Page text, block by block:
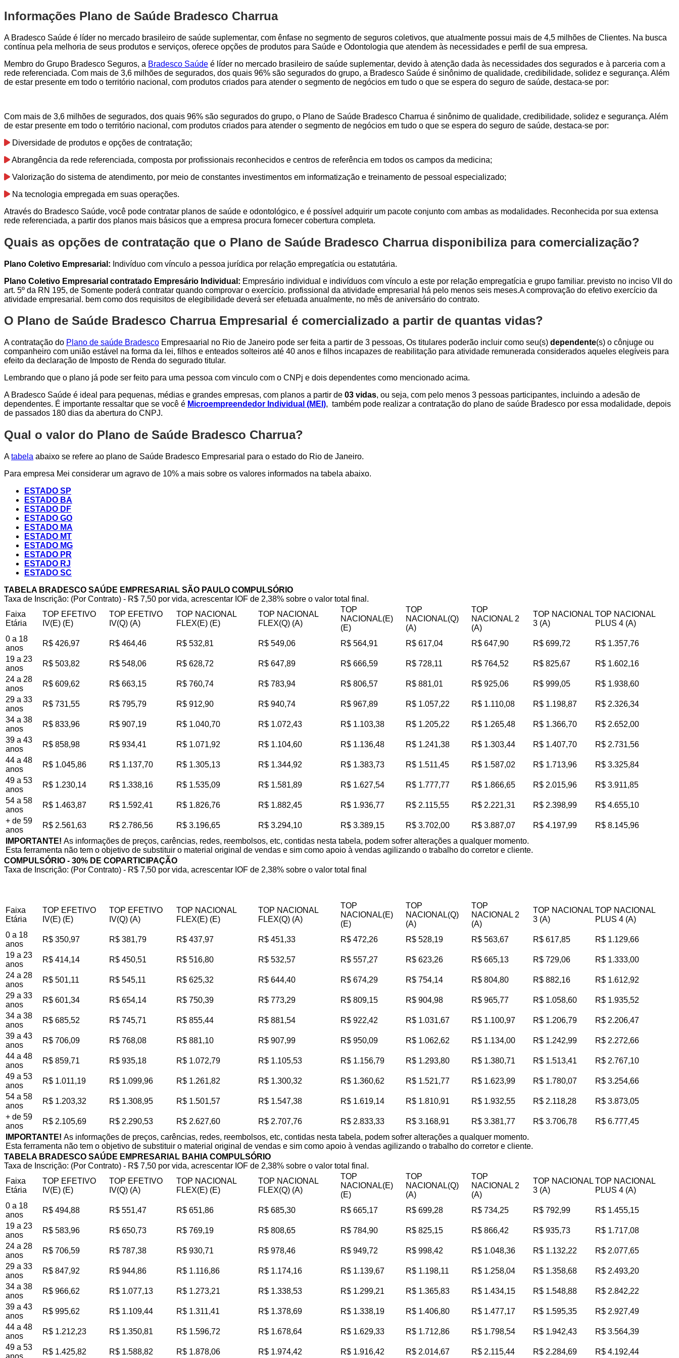
Informações Plano de Saúde Bradesco Charrua
A Bradesco Saúde é líder no mercado brasileiro de saúde suplementar, com ênfase no segmento de seguros coletivos, que atualmente possui mais de 4,5 milhões de Clientes. Na busca
contínua pela melhoria de seus produtos e serviços, oferece opções de produtos para Saúde e Odontologia que atendem às necessidades e perfil de sua empresa.
Membro do Grupo Bradesco Seguros, a Bradesco Saúde é líder no mercado brasileiro de saúde suplementar, devido à atenção dada às necessidades dos segurados e à parceria com a
rede referenciada. Com mais de 3,6 milhões de segurados, dos quais 96% são segurados do grupo, a Bradesco Saúde é sinônimo de qualidade, credibilidade, solidez e segurança. Além
de estar presente em todo o território nacional, com produtos criados para atender o segmento de negócios em tudo o que se espera do seguro de saúde, destaca-se por:
Com mais de 3,6 milhões de segurados, dos quais 96% são segurados do grupo, o Plano de Saúde Bradesco Charrua é sinônimo de qualidade, credibilidade, solidez e segurança. Além
de estar presente em todo o território nacional, com produtos criados para atender o segmento de negócios em tudo o que se espera do seguro de saúde, destaca-se por:
Diversidade de produtos e opções de contratação;
Abrangência da rede referenciada, composta por profissionais reconhecidos e centros de referência em todos os campos da medicina;
Valorização do sistema de atendimento, por meio de constantes investimentos em informatização e treinamento de pessoal especializado;
Na tecnologia empregada em suas operações.
Através do Bradesco Saúde, você pode contratar planos de saúde e odontológico, e é possível adquirir um pacote conjunto com ambas as modalidades. Reconhecida por sua extensa
rede referenciada, a partir dos planos mais básicos que a empresa procura fornecer cobertura completa.
Quais as opções de contratação que o Plano de Saúde Bradesco Charrua disponibiliza para comercialização?
Plano Coletivo Empresarial: Indivíduo com vínculo a pessoa jurídica por relação empregatícia ou estatutária.
Plano Coletivo Empresarial contratado Empresário Individual: Empresário individual e indivíduos com vínculo a este por relação empregatícia e grupo familiar. previsto no inciso VII do
art. 5º da RN 195, de Somente poderá contratar quando comprovar o exercício. profissional da atividade empresarial há pelo menos seis meses.A comprovação do efetivo exercício da
atividade empresarial. bem como dos requisitos de elegibilidade deverá ser efetuada anualmente, no mês de aniversário do contrato.
O Plano de Saúde Bradesco Charrua Empresarial é comercializado a partir de quantas vidas?
A contratação do Plano de saúde Bradesco Empresaarial no Rio de Janeiro pode ser feita a partir de 3 pessoas, Os titulares poderão incluir como seu(s) dependente(s) o cônjuge ou
companheiro com união estável na forma da lei, filhos e enteados solteiros até 40 anos e filhos incapazes de reabilitação para atividade remunerada considerados aqueles elegíveis para
efeito da declaração de Imposto de Renda do segurado titular.
Lembrando que o plano já pode ser feito para uma pessoa com vinculo com o CNPj e dois dependentes como mencionado acima.
A Bradesco Saúde é ideal para pequenas, médias e grandes empresas, com planos a partir de 03 vidas, ou seja, com pelo menos 3 pessoas participantes, incluindo a adesão de
dependentes. É importante ressaltar que se você é Microempreendedor Individual (MEI), também pode realizar a contratação do plano de saúde Bradesco por essa modalidade, depois
de passados 180 dias da abertura do CNPJ.
Qual o valor do Plano de Saúde Bradesco Charrua?
Atabela abaixo se refere ao plano de Saúde Bradesco Empresarial para o estado do Rio de Janeiro.
Para empresa Mei considerar um agravo de 10% a mais sobre os valores informados na tabela abaixo.
ESTADO SP
ESTADO BA
ESTADO DF
ESTADO GO
ESTADO MA
ESTADO MT
ESTADO MG
ESTADO PR
ESTADO RJ
ESTADO SC
TABELA BRADESCO SAÚDE EMPRESARIAL SÃO PAULO COMPULSÓRIO
Taxa de Inscrição: (Por Contrato) - R$ 7,50 por vida, acrescentar IOF de 2,38% sobre o valor total final.
Faixa
Etária
TOP EFETIVO
IV(E) (E)
TOP EFETIVO
IV(Q) (A)
TOP NACIONAL
FLEX(E) (E)
TOP NACIONAL
FLEX(Q) (A)
TOP
NACIONAL(E)
(E)
TOP
NACIONAL(Q)
(A)
TOP
NACIONAL 2
(A)
TOP NACIONAL
3 (A)
TOP NACIONAL
PLUS 4 (A)
0 a 18
anos
R$ 426,97 R$ 464,46 R$ 532,81 R$ 549,06 R$ 564,91 R$ 617,04 R$ 647,90 R$ 699,72
R$ 1.357,76
19 a 23
anos
R$ 503,82 R$ 548,06 R$ 628,72 R$ 647,89 R$ 666,59 R$ 728,11 R$ 764,52 R$ 825,67
R$ 1.602,16
24 a 28
anos
R$ 609,62 R$ 663,15 R$ 760,74 R$ 783,94 R$ 806,57 R$ 881,01 R$ 925,06 R$ 999,05
R$ 1.938,60
29 a 33
anos
R$ 731,55 R$ 795,79 R$ 912,90 R$ 940,74 R$ 967,89 R$ 1.057,22 R$ 1.110,08 R$ 1.198,87
R$ 2.326,34
34 a 38
anos
R$ 833,96 R$ 907,19 R$ 1.040,70 R$ 1.072,43 R$ 1.103,38 R$ 1.205,22 R$ 1.265,48 R$ 1.366,70
R$ 2.652,00
39 a 43
anos
R$ 858,98 R$ 934,41 R$ 1.071,92 R$ 1.104,60 R$ 1.136,48 R$ 1.241,38 R$ 1.303,44 R$ 1.407,70
R$ 2.731,56
44 a 48
anos
R$ 1.045,86 R$ 1.137,70 R$ 1.305,13 R$ 1.344,92 R$ 1.383,73 R$ 1.511,45 R$ 1.587,02 R$ 1.713,96
R$ 3.325,84
49 a 53
anos
R$ 1.230,14 R$ 1.338,16 R$ 1.535,09 R$ 1.581,89 R$ 1.627,54 R$ 1.777,77 R$ 1.866,65 R$ 2.015,96
R$ 3.911,85
54 a 58
anos
R$ 1.463,87 R$ 1.592,41 R$ 1.826,76 R$ 1.882,45 R$ 1.936,77 R$ 2.115,55 R$ 2.221,31 R$ 2.398,99
R$ 4.655,10
+ de 59
anos
R$ 2.561,63 R$ 2.786,56 R$ 3.196,65 R$ 3.294,10 R$ 3.389,15 R$ 3.702,00 R$ 3.887,07 R$ 4.197,99
R$ 8.145,96
IMPORTANTE! As informações de preços, carências, redes, reembolsos, etc, contidas nesta tabela, podem sofrer alterações a qualquer momento.
Esta ferramenta não tem o objetivo de substituir o material original de vendas e sim como apoio à vendas agilizando o trabalho do corretor e cliente.
COMPULSÓRIO - 30% DE COPARTICIPAÇÃO
Taxa de Inscrição: (Por Contrato) - R$ 7,50 por vida, acrescentar IOF de 2,38% sobre o valor total final
Faixa
Etária
TOP EFETIVO
IV(E) (E)
TOP EFETIVO
IV(Q) (A)
TOP NACIONAL
FLEX(E) (E)
TOP NACIONAL
FLEX(Q) (A)
TOP
NACIONAL(E)
(E)
TOP
NACIONAL(Q)
(A)
TOP
NACIONAL 2
(A)
TOP NACIONAL
3 (A)
TOP NACIONAL
PLUS 4 (A)
0 a 18
anos
R$ 350,97 R$ 381,79 R$ 437,97 R$ 451,33 R$ 472,26 R$ 528,19 R$ 563,67 R$ 617,85
R$ 1.129,66
19 a 23
anos
R$ 414,14 R$ 450,51 R$ 516,80 R$ 532,57 R$ 557,27 R$ 623,26 R$ 665,13 R$ 729,06
R$ 1.333,00
24 a 28
anos
R$ 501,11 R$ 545,11 R$ 625,32 R$ 644,40 R$ 674,29 R$ 754,14 R$ 804,80 R$ 882,16
R$ 1.612,92
29 a 33
anos
R$ 601,34 R$ 654,14 R$ 750,39 R$ 773,29 R$ 809,15 R$ 904,98 R$ 965,77 R$ 1.058,60
R$ 1.935,52
34 a 38
anos
R$ 685,52 R$ 745,71 R$ 855,44 R$ 881,54 R$ 922,42 R$ 1.031,67 R$ 1.100,97 R$ 1.206,79
R$ 2.206,47
39 a 43
anos
R$ 706,09 R$ 768,08 R$ 881,10 R$ 907,99 R$ 950,09 R$ 1.062,62 R$ 1.134,00 R$ 1.242,99
R$ 2.272,66
44 a 48
anos
R$ 859,71 R$ 935,18 R$ 1.072,79 R$ 1.105,53 R$ 1.156,79 R$ 1.293,80 R$ 1.380,71 R$ 1.513,41
R$ 2.767,10
49 a 53
anos
R$ 1.011,19 R$ 1.099,96 R$ 1.261,82 R$ 1.300,32 R$ 1.360,62 R$ 1.521,77 R$ 1.623,99 R$ 1.780,07
R$ 3.254,66
54 a 58
anos
R$ 1.203,32 R$ 1.308,95 R$ 1.501,57 R$ 1.547,38 R$ 1.619,14 R$ 1.810,91 R$ 1.932,55 R$ 2.118,28
R$ 3.873,05
+ de 59
anos
R$ 2.105,69 R$ 2.290,53 R$ 2.627,60 R$ 2.707,76 R$ 2.833,33 R$ 3.168,91 R$ 3.381,77 R$ 3.706,78
R$ 6.777,45
IMPORTANTE! As informações de preços, carências, redes, reembolsos, etc, contidas nesta tabela, podem sofrer alterações a qualquer momento.
Esta ferramenta não tem o objetivo de substituir o material original de vendas e sim como apoio à vendas agilizando o trabalho do corretor e cliente.
TABELA BRADESCO SAÚDE EMPRESARIAL BAHIA COMPULSÓRIO
Taxa de Inscrição: (Por Contrato) - R$ 7,50 por vida, acrescentar IOF de 2,38% sobre o valor total final.
Faixa
Etária
TOP EFETIVO
IV(E) (E)
TOP EFETIVO
IV(Q) (A)
TOP NACIONAL
FLEX(E) (E)
TOP NACIONAL
FLEX(Q) (A)
TOP
NACIONAL(E)
(E)
TOP
NACIONAL(Q)
(A)
TOP
NACIONAL 2
(A)
TOP NACIONAL
3 (A)
TOP NACIONAL
PLUS 4 (A)
0 a 18
anos
R$ 494,88 R$ 551,47 R$ 651,86 R$ 685,30 R$ 665,17 R$ 699,28 R$ 734,25 R$ 792,99
R$ 1.455,15
19 a 23
anos
R$ 583,96 R$ 650,73 R$ 769,19 R$ 808,65 R$ 784,90 R$ 825,15 R$ 866,42 R$ 935,73
R$ 1.717,08
24 a 28
anos
R$ 706,59 R$ 787,38 R$ 930,71 R$ 978,46 R$ 949,72 R$ 998,42 R$ 1.048,36 R$ 1.132,22
R$ 2.077,65
29 a 33
anos
R$ 847,92 R$ 944,86 R$ 1.116,86 R$ 1.174,16 R$ 1.139,67 R$ 1.198,11 R$ 1.258,04 R$ 1.358,68
R$ 2.493,20
34 a 38
anos
R$ 966,62 R$ 1.077,13 R$ 1.273,21 R$ 1.338,53 R$ 1.299,21 R$ 1.365,83 R$ 1.434,15 R$ 1.548,88
R$ 2.842,22
39 a 43
anos
R$ 995,62 R$ 1.109,44 R$ 1.311,41 R$ 1.378,69 R$ 1.338,19 R$ 1.406,80 R$ 1.477,17 R$ 1.595,35
R$ 2.927,49
44 a 48
anos
R$ 1.212,23 R$ 1.350,81 R$ 1.596,72 R$ 1.678,64 R$ 1.629,33 R$ 1.712,86 R$ 1.798,54 R$ 1.942,43
R$ 3.564,39
49 a 53
R$ 1.425,82 R$ 1.588,82 R$ 1.878,06 R$ 1.974,42 R$ 1.916,42 R$ 2.014,67 R$ 2.115,44 R$ 2.284,69 R$ 4.192,44